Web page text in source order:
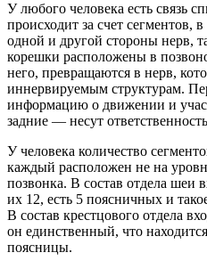
У любого человека есть связь
происходит за счет сегментов,
одной и другой стороны нерв,
корешки расположены в
него, превращаются в нерв,
иннервируемым структурам.
информацию о движении и
задние — несут
У человека количество
каждый расположен не на
позвонка. В состав отдела шеи
их 12, есть 5 поясничных и
В состав крестцового отдела
он единственный, что
поясницы.